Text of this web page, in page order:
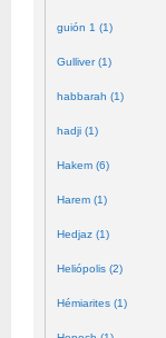
guión 1 (1)
Gulliver (1)
habbarah (1)
hadji (1)
Hakem (6)
Harem (1)
Hedjaz (1)
Heliópolis (2)
Hémiarites (1)